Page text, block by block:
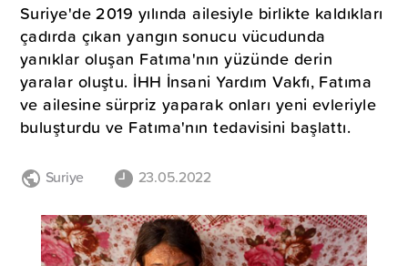
Suriye'de 2019 yılında ailesiyle birlikte kaldıkları
çadırda çıkan yangın sonucu vücudunda
yanıklar oluşan Fatıma'nın yüzünde derin
yaralar oluştu. İHH İnsani Yardım Vakfı, Fatıma
ve ailesine sürpriz yaparak onları yeni evleriyle
buluşturdu ve Fatıma'nın tedavisini başlattı.
Suriye 23.05.2022